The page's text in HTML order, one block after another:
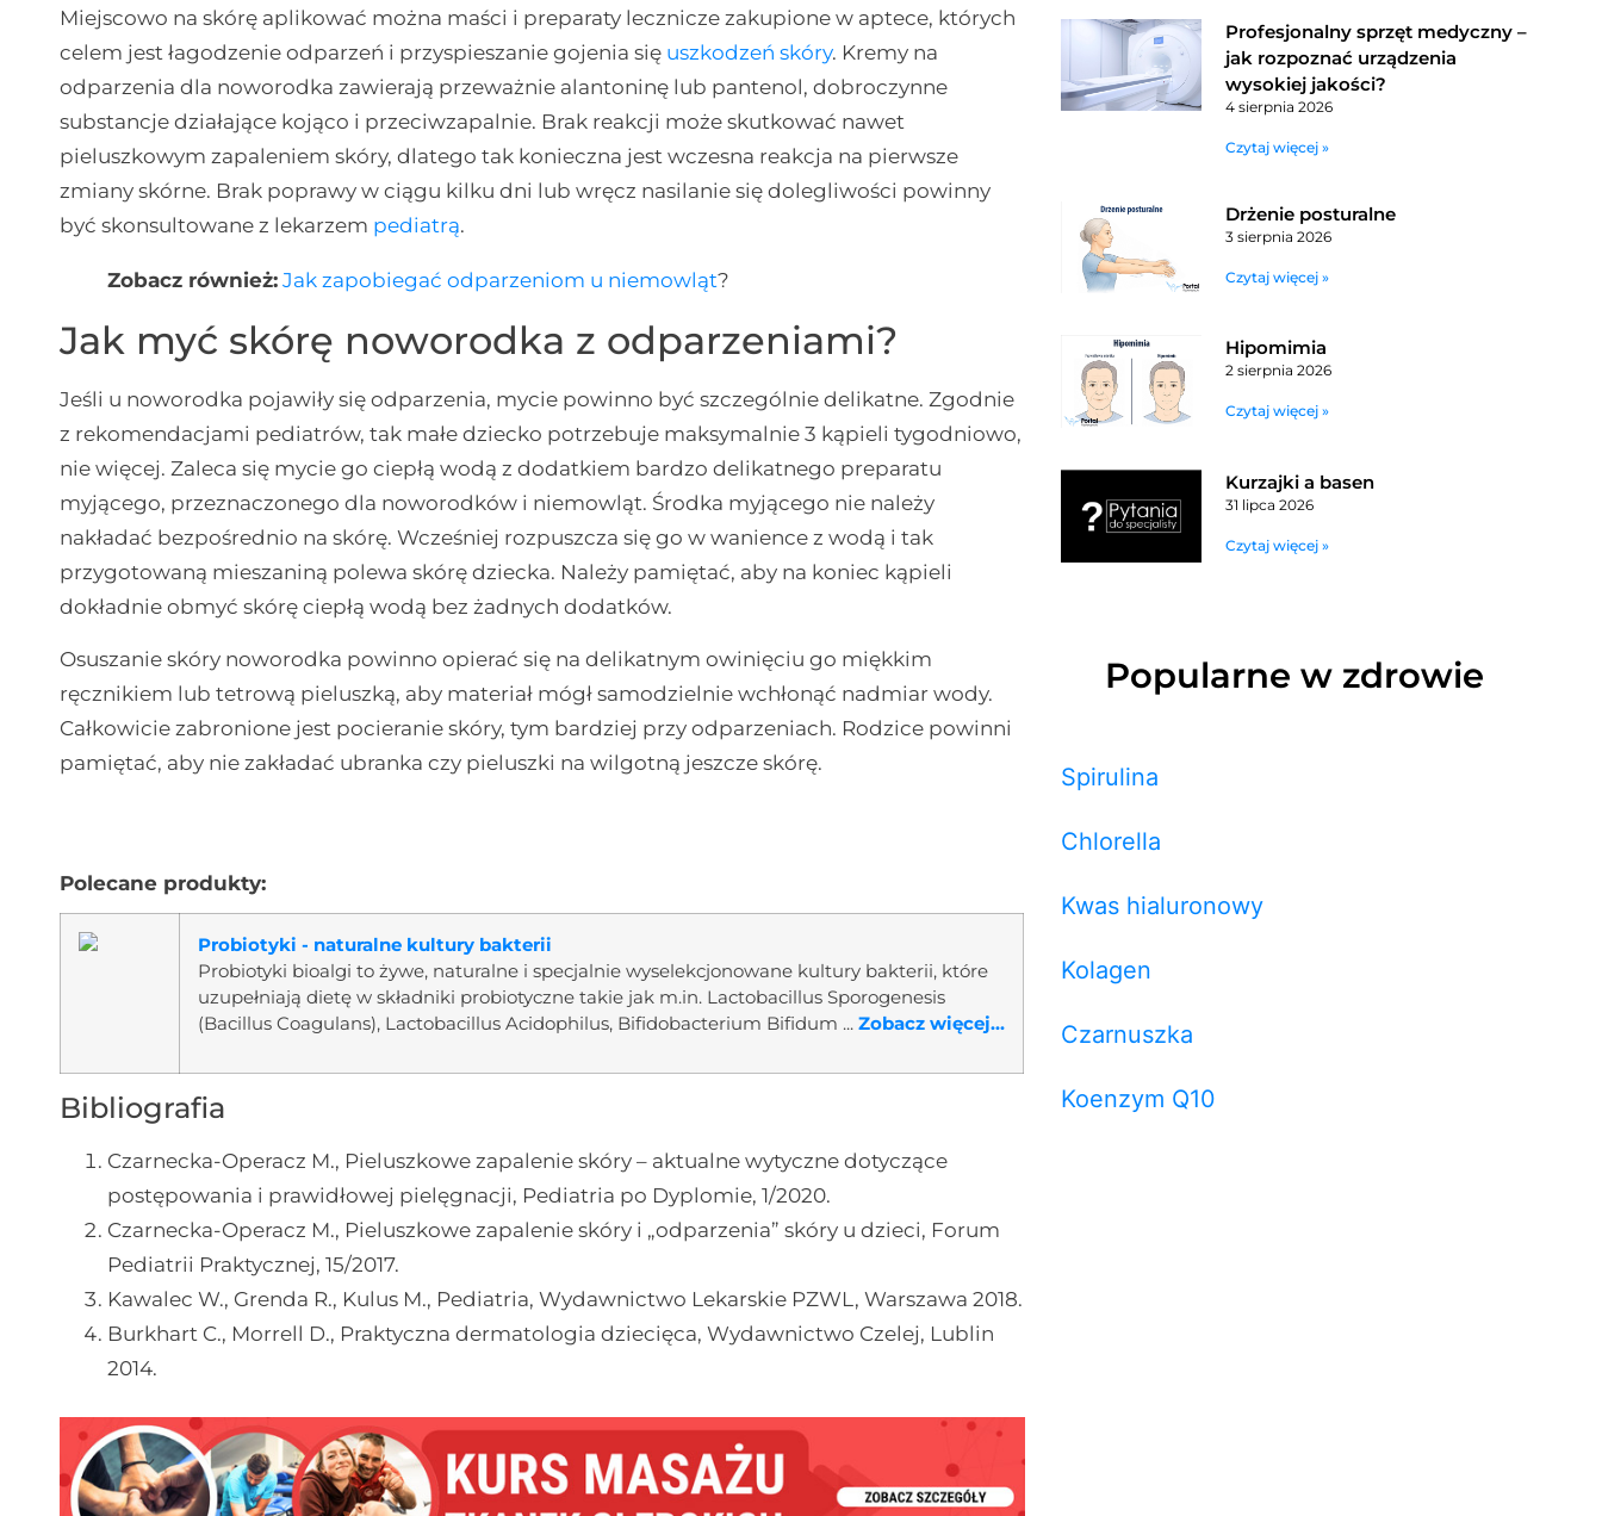
Miejscowo na skórę aplikować można maści i preparaty lecznicze zakupione w aptece, których
celem jest łagodzenie odparzeń i przyspieszanie gojenia się uszkodzeń skóry. Kremy na
odparzenia dla noworodka zawierają przeważnie alantoninę lub pantenol, dobroczynne
substancje działające kojąco i przeciwzapalnie. Brak reakcji może skutkować nawet
pieluszkowym zapaleniem skóry, dlatego tak konieczna jest wczesna reakcja na pierwsze
zmiany skórne. Brak poprawy w ciągu kilku dni lub wręcz nasilanie się dolegliwości powinny
być skonsultowane z lekarzem pediatrą.
Zobacz również: Jak zapobiegać odparzeniom u niemowląt?
Jak myć skórę noworodka z odparzeniami?
Jeśli u noworodka pojawiły się odparzenia, mycie powinno być szczególnie delikatne. Zgodnie
z rekomendacjami pediatrów, tak małe dziecko potrzebuje maksymalnie 3 kąpieli tygodniowo,
nie więcej. Zaleca się mycie go ciepłą wodą z dodatkiem bardzo delikatnego preparatu
myjącego, przeznaczonego dla noworodków i niemowląt. Środka myjącego nie należy
nakładać bezpośrednio na skórę. Wcześniej rozpuszcza się go w wanience z wodą i tak
przygotowaną mieszaniną polewa skórę dziecka. Należy pamiętać, aby na koniec kąpieli
dokładnie obmyć skórę ciepłą wodą bez żadnych dodatków.
Osuszanie skóry noworodka powinno opierać się na delikatnym owinięciu go miękkim
ręcznikiem lub tetrową pieluszką, aby materiał mógł samodzielnie wchłonąć nadmiar wody.
Całkowicie zabronione jest pocieranie skóry, tym bardziej przy odparzeniach. Rodzice powinni
pamiętać, aby nie zakładać ubranka czy pieluszki na wilgotną jeszcze skórę.
Polecane produkty:
Probiotyki - naturalne kultury bakterii
Probiotyki bioalgi to żywe, naturalne i specjalnie wyselekcjonowane kultury bakterii, które
uzupełniają dietę w składniki probiotyczne takie jak m.in. Lactobacillus Sporogenesis
(Bacillus Coagulans), Lactobacillus Acidophilus, Bifidobacterium Bifidum ...Zobacz więcej...
Bibliografia
Czarnecka-Operacz M., Pieluszkowe zapalenie skóry – aktualne wytyczne dotyczące
postępowania i prawidłowej pielęgnacji, Pediatria po Dyplomie, 1/2020.
Czarnecka-Operacz M., Pieluszkowe zapalenie skóry i „odparzenia” skóry u dzieci, Forum
Pediatrii Praktycznej, 15/2017.
Kawalec W., Grenda R., Kulus M., Pediatria, Wydawnictwo Lekarskie PZWL, Warszawa 2018.
Burkhart C., Morrell D., Praktyczna dermatologia dziecięca, Wydawnictwo Czelej, Lublin
2014.
Profesjonalny sprzęt medyczny –
jak rozpoznać urządzenia
wysokiej jakości?
4 sierpnia 2026
Czytaj więcej »
Drżenie posturalne
3 sierpnia 2026
Czytaj więcej »
Hipomimia
2 sierpnia 2026
Czytaj więcej »
Kurzajki a basen
31 lipca 2026
Czytaj więcej »
Popularne w zdrowie
Spirulina
Chlorella
Kwas hialuronowy
Kolagen
Czarnuszka
Koenzym Q10